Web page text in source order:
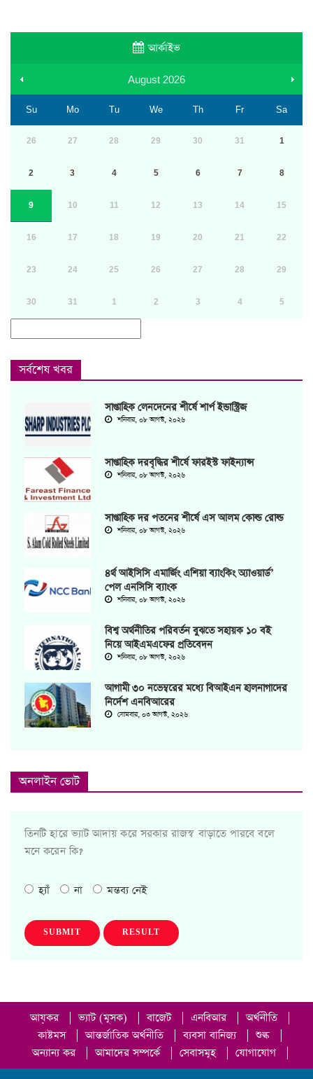
আর্কাইভ
August 2026
Su Mo Tu We Th Fr Sa
26 27 28 29 30 31 1
2 3 4 5 6 7 8
9 10 11 12 13 14 15
16 17 18 19 20 21 22
23 24 25 26 27 28 29
30 31 1 2 3 4 5
সর্বশেষ খবর
সাপ্তাহিক লেনদেনের শীর্ষে শার্প ইন্ডাস্ট্রিজ
শনিবার, ০৮ আগস্ট, ২০২৬
সাপ্তাহিক দরবৃদ্ধির শীর্ষে ফারইস্ট ফাইন্যান্স
শনিবার, ০৮ আগস্ট, ২০২৬
সাপ্তাহিক দর পতনের শীর্ষে এস আলম কোল্ড রোল্ড
শনিবার, ০৮ আগস্ট, ২০২৬
৪র্থ আইসিসি এমার্জিং এশিয়া ব্যাংকিং অ্যাওয়ার্ড’
পেল এনসিসি ব্যাংক
শনিবার, ০৮ আগস্ট, ২০২৬
বিশ্ব অর্থনীতির পরিবর্তন বুঝতে সহায়ক ১০ বই
নিয়ে আইএমএফের প্রতিবেদন
শনিবার, ০৮ আগস্ট, ২০২৬
আগামী ৩০ নভেম্বরের মধ্যে বিআইএন হালনাগাদের
নির্দেশ এনবিআরের
সোমবার, ০৩ আগস্ট, ২০২৬
অনলাইন ভোট
তিনটি হারে ভ্যাট আদায় করে সরকার রাজস্ব বাড়াতে পারবে বলে
মনে করেন কি?
হ্যাঁ না মন্তব্য নেই
SUBMIT RESULT
আয়কর ভ্যাট (মূসক) বাজেট এনবিআর অর্থনীতি
কাষ্টমস
আন্তর্জাতিক অর্থনীতি ব্যবসা বানিজ্য শুল্ক
অন্যান্য কর
আমাদের সম্পর্কে সেবাসমূহ যোগাযোগ